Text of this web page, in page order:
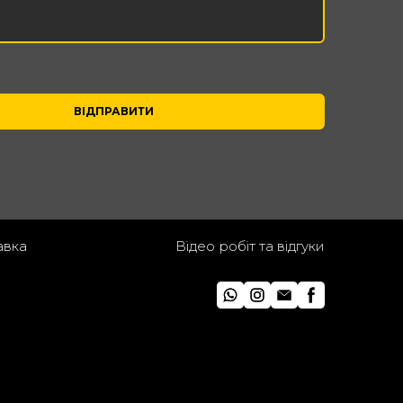
ВІДПРАВИТИ
Відео робіт та відгуки